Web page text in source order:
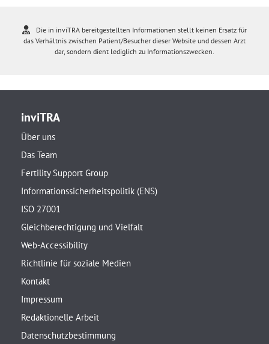
Die in inviTRA bereitgestellten Informationen stellt keinen Ersatz für
das Verhältnis zwischen Patient/Besucher dieser Website und dessen Arzt
dar, sondern dient lediglich zu Informationszwecken.
inviTRA
Über uns
Das Team
Fertility Support Group
Informationssicherheitspolitik (ENS)
ISO 27001
Gleichberechtigung und Vielfalt
Web-Accessibility
Richtlinie für soziale Medien
Kontakt
Impressum
Redaktionelle Arbeit
Datenschutzbestimmung